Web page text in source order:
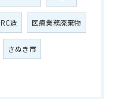
RC造 医療業務廃棄物
さぬき市